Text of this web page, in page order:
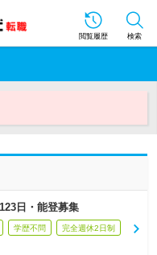
閲覧履歴 検索
日・能登募集
学歴不問 完全週休2日制